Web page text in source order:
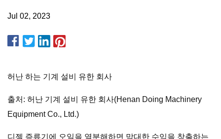
Jul 02, 2023
허난 하는 기계 설비 유한 회사
출처: 허난 기계 설비 유한 회사(Henan Doing Machinery
Equipment Co., Ltd.)
디젤 증류기에 오일을 열분해하면 막대한 수익을 창출하는